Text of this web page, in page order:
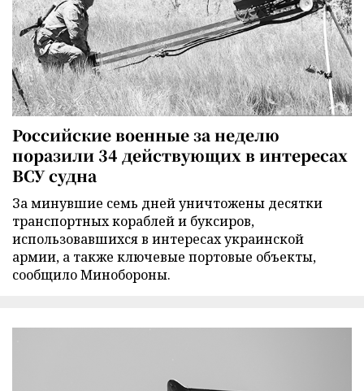
Российские военные за неделю
поразили 34 действующих в интересах
ВСУ судна
За минувшие семь дней уничтожены десятки
транспортных кораблей и буксиров,
использовавшихся в интересах украинской
армии, а также ключевые портовые объекты,
сообщило Минобороны.